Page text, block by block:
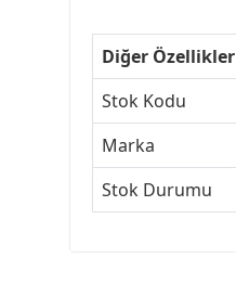
Diğer Özellikler
Stok Kodu
Marka
Stok Durumu